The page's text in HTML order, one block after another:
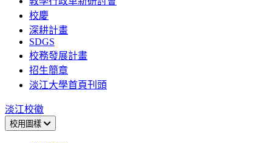
校慶
深耕計畫
SDGS
校務發展計畫
招生簡章
淡江大學首頁刊頭
淡江校徽
校用圖樣